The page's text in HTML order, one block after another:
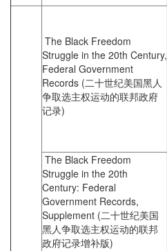
The Black Freedom
Struggle in the 20th Century,
Federal Government
Records (二十世纪美国黑人
争取选主权运动的联邦政府
记录)
The Black Freedom
Struggle in the 20th
Century: Federal
Government Records,
Supplement (二十世纪美国
黑人争取选主权运动的联邦
政府记录增补版)